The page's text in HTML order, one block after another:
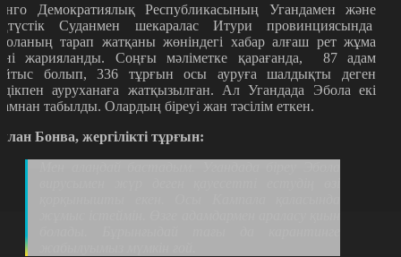
Демократиялық Республикасының Угандамен және
Суданмен шекаралас Итури провинциясында
тарап жатқаны жөніндегі хабар алғаш рет жұма
жарияланды. Соңғы мәліметке қарағанда, 87 адам
болып, 336 тұрғын осы ауруға шалдықты деген
ауруханаға жатқызылған. Ал Угандада Эбола екі
табылды. Олардың біреуі жан тәсілім еткен.
Бонва, жергілікті тұрғын: